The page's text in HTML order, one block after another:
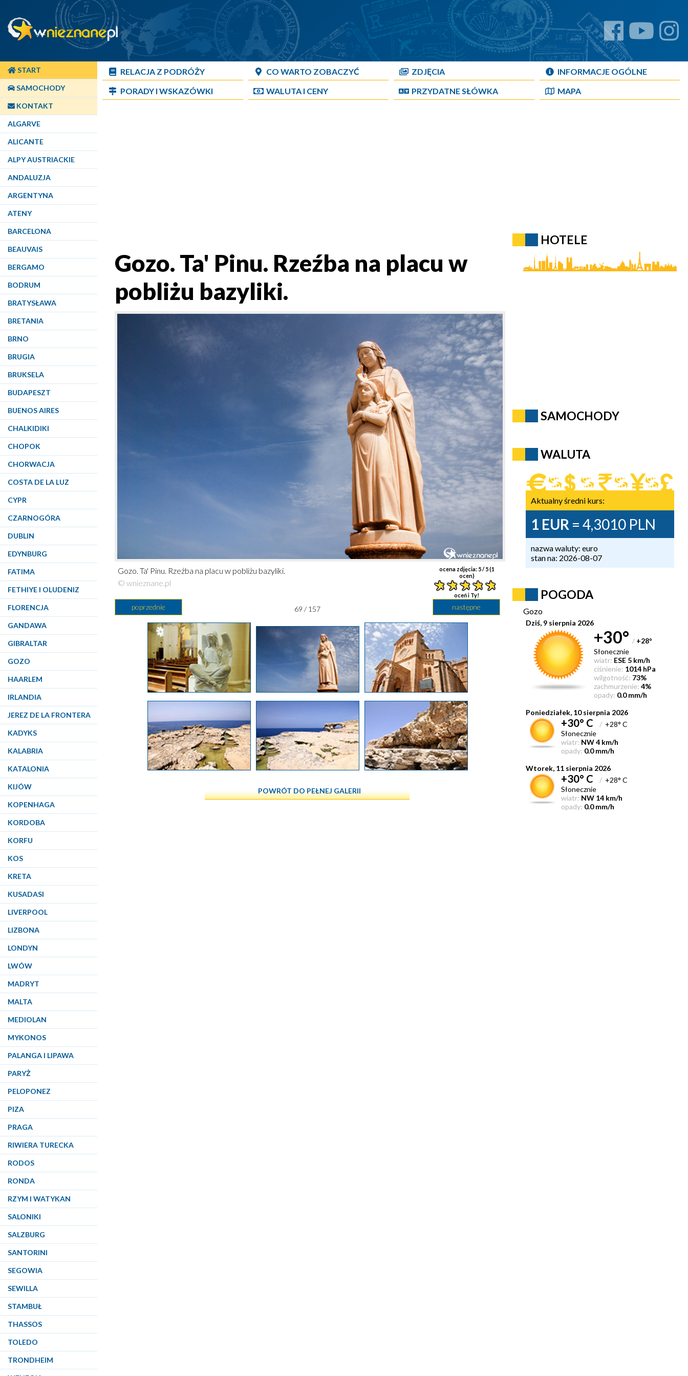
START
SAMOCHODY
KONTAKT
ALGARVE
ALICANTE
ALPY AUSTRIACKIE
ANDALUZJA
ARGENTYNA
ATENY
BARCELONA
BEAUVAIS
BERGAMO
BODRUM
BRATYSŁAWA
BRETANIA
BRNO
BRUGIA
BRUKSELA
BUDAPESZT
BUENOS AIRES
CHALKIDIKI
CHOPOK
CHORWACJA
COSTA DE LA LUZ
CYPR
CZARNOGÓRA
DUBLIN
EDYNBURG
FATIMA
FETHIYE I OLUDENIZ
FLORENCJA
GANDAWA
GIBRALTAR
GOZO
HAARLEM
IRLANDIA
JEREZ DE LA FRONTERA
KADYKS
KALABRIA
KATALONIA
KIJÓW
KOPENHAGA
KORDOBA
KORFU
KOS
KRETA
KUSADASI
LIVERPOOL
LIZBONA
LONDYN
LWÓW
MADRYT
MALTA
MEDIOLAN
MYKONOS
PALANGA I LIPAWA
PARYŻ
PELOPONEZ
PIZA
PRAGA
RIWIERA TURECKA
RODOS
RONDA
RZYM I WATYKAN
SALONIKI
SALZBURG
SANTORINI
SEGOWIA
SEWILLA
STAMBUŁ
THASSOS
TOLEDO
TRONDHEIM
RELACJA Z PODRÓŻY CO WARTO ZOBACZYĆ ZDJĘCIA
INFORMACJE OGÓLNE
PORADY I WSKAZÓWKI
WALUTA I CENY PRZYDATNE SŁÓWKA MAPA
Gozo. Ta' Pinu. Rzeźba na placu w
pobliżu bazyliki.
ocena zdjęcia: 5/ 5 (1
ocen)
oceń i Ty!
Gozo. Ta' Pinu. Rzeźba na placu w pobliżu bazyliki.
© wnieznane.pl
poprzednie następne
69 / 157
POWRÓT DO PEŁNEJ GALERII
HOTELE
SAMOCHODY
WALUTA
Aktualny średni kurs:
1 EUR = 4,3010 PLN
nazwa waluty: euro
stan na: 2026-08-07
POGODA
Gozo
Dziś, 9 sierpnia 2026
+30° / +28°
Słonecznie
wiatr: ESE 5 km/h
ciśnienie: 1014 hPa
wilgotność: 73%
zachmurzenie: 4%
opady: 0.0 mm/h
Poniedziałek, 10 sierpnia 2026
+30° C / +28° C
Słonecznie
wiatr: NW 4 km/h
opady: 0.0 mm/h
Wtorek, 11 sierpnia 2026
+30° C / +28° C
Słonecznie
wiatr: NW 14 km/h
opady: 0.0 mm/h